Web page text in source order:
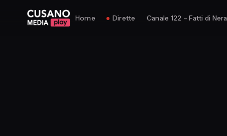
Home Dirette Canale 122 – Fatti di Nera